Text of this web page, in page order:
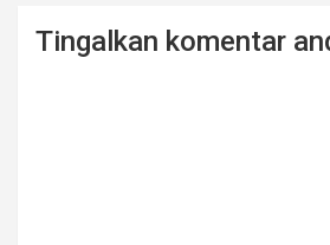
Tingalkan komentar